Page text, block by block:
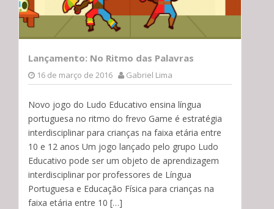
Lançamento: No Ritmo das Palavras
16 de março de 2016 Gabriel Lima
Novo jogo do Ludo Educativo ensina língua
portuguesa no ritmo do frevo Game é estratégia
interdisciplinar para crianças na faixa etária entre
10 e 12 anos Um jogo lançado pelo grupo Ludo
Educativo pode ser um objeto de aprendizagem
interdisciplinar por professores de Língua
Portuguesa e Educação Física para crianças na
faixa etária entre 10 […]